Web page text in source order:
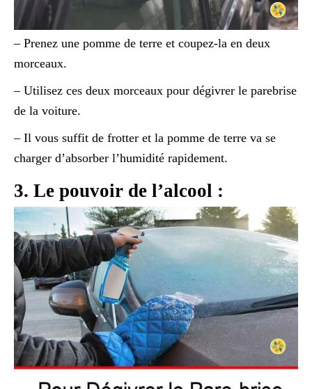
– Prenez une pomme de terre et coupez-la en deux
morceaux.
– Utilisez ces deux morceaux pour dégivrer le parebrise
de la voiture.
– Il vous suffit de frotter et la pomme de terre va se
charger d’absorber l’humidité rapidement.
3. Le pouvoir de l’alcool :